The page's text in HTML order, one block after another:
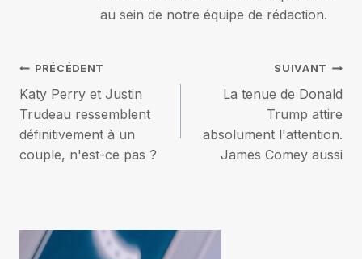
au sein de notre équipe de rédaction.
Navigation
de
l’article
PRÉCÉDENT
Katy Perry et Justin
Trudeau ressemblent
définitivement à un
couple, n'est-ce pas ?
SUIVANT
La tenue de Donald
Trump attire
absolument l'attention.
James Comey aussi